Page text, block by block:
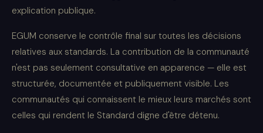
explication publique.
EGUM conserve le contrôle final sur toutes les décisions
relatives aux standards. La contribution de la communauté
n'est pas seulement consultative en apparence — elle est
structurée, documentée et publiquement visible. Les
communautés qui connaissent le mieux leurs marchés sont
celles qui rendent le Standard digne d'être détenu.